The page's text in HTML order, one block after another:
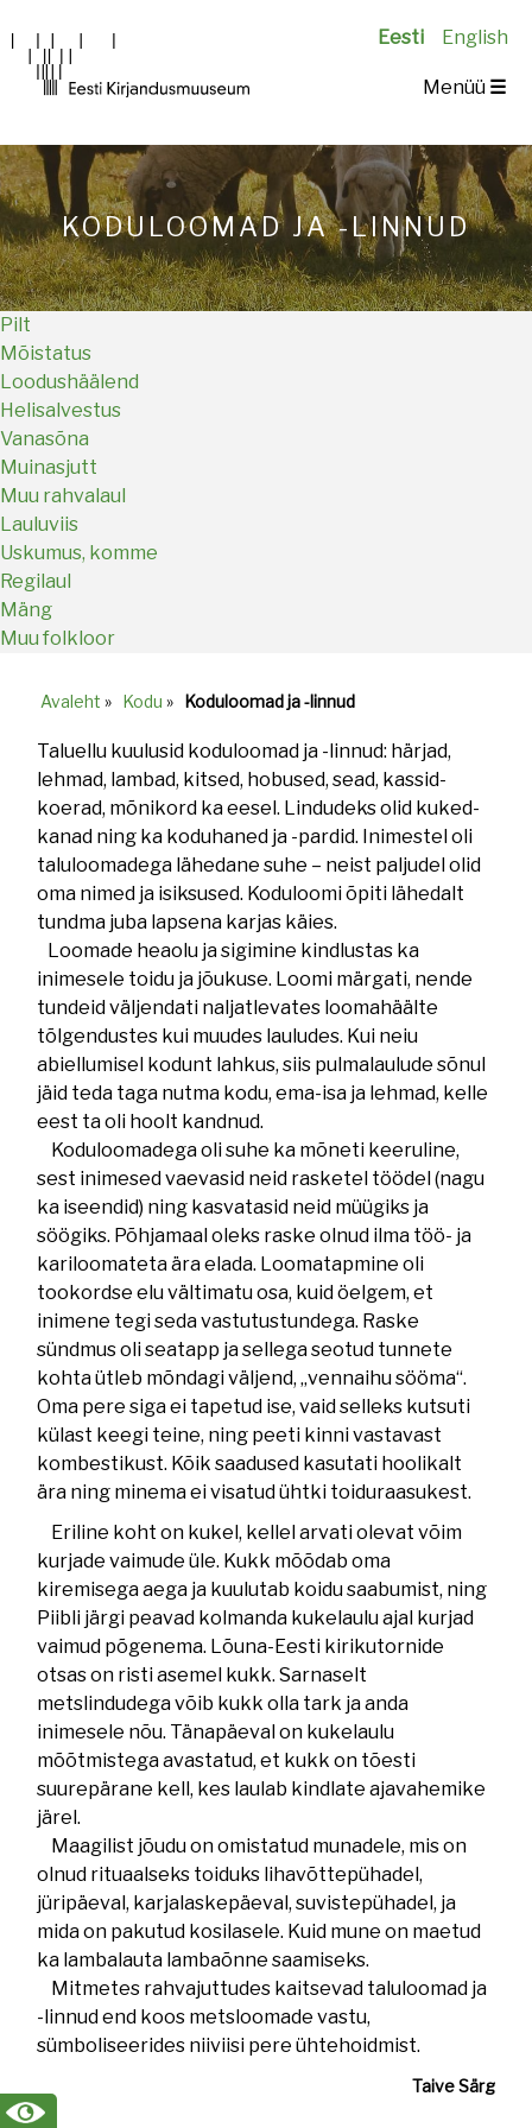
Eesti English
Main
Menüü ☰
KODULOOMAD JA -LINNUD
Pilt
Mõistatus
Loodushäälend
Helisalvestus
Vanasõna
Muinasjutt
Muu rahvalaul
Lauluviis
Uskumus, komme
Regilaul
Mäng
Muu folkloor
Avaleht » Kodu » Koduloomad ja -linnud
Taluellu kuulusid koduloomad ja -linnud: härjad,
lehmad, lambad, kitsed, hobused, sead, kassid-
koerad, mõnikord ka eesel. Lindudeks olid kuked-
kanad ning ka koduhaned ja -pardid. Inimestel oli
taluloomadega lähedane suhe – neist paljudel olid
oma nimed ja isiksused. Koduloomi õpiti lähedalt
tundma juba lapsena karjas käies.
Loomade heaolu ja sigimine kindlustas ka
inimesele toidu ja jõukuse. Loomi märgati, nende
tundeid väljendati naljatlevates loomahäälte
tõlgendustes kui muudes lauludes. Kui neiu
abiellumisel kodunt lahkus, siis pulmalaulude sõnul
jäid teda taga nutma kodu, ema-isa ja lehmad, kelle
eest ta oli hoolt kandnud.
Koduloomadega oli suhe ka mõneti keeruline,
sest inimesed vaevasid neid rasketel töödel (nagu
ka iseendid) ning kasvatasid neid müügiks ja
söögiks. Põhjamaal oleks raske olnud ilma töö- ja
kariloomateta ära elada. Loomatapmine oli
tookordse elu vältimatu osa, kuid öelgem, et
inimene tegi seda vastutustundega. Raske
sündmus oli seatapp ja sellega seotud tunnete
kohta ütleb mõndagi väljend, „vennaihu sööma“.
Oma pere siga ei tapetud ise, vaid selleks kutsuti
külast keegi teine, ning peeti kinni vastavast
kombestikust. Kõik saadused kasutati hoolikalt
ära ning minema ei visatud ühtki toiduraasukest.
Eriline koht on kukel, kellel arvati olevat võim
kurjade vaimude üle. Kukk mõõdab oma
kiremisega aega ja kuulutab koidu saabumist, ning
Piibli järgi peavad kolmanda kukelaulu ajal kurjad
vaimud põgenema. Lõuna-Eesti kirikutornide
otsas on risti asemel kukk. Sarnaselt
metslindudega võib kukk olla tark ja anda
inimesele nõu. Tänapäeval on kukelaulu
mõõtmistega avastatud, et kukk on tõesti
suurepärane kell, kes laulab kindlate ajavahemike
järel.
Maagilist jõudu on omistatud munadele, mis on
olnud rituaalseks toiduks lihavõttepühadel,
jüripäeval, karjalaskepäeval, suvistepühadel, ja
mida on pakutud kosilasele. Kuid mune on maetud
ka lambalauta lambaõnne saamiseks.
Mitmetes rahvajuttudes kaitsevad taluloomad ja
-linnud end koos metsloomade vastu,
sümboliseerides niiviisi pere ühtehoidmist.
Taive Särg